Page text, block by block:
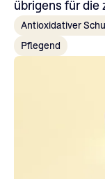
übrigens für die
Antioxidativer
Pflegend